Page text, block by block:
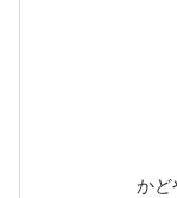
かど